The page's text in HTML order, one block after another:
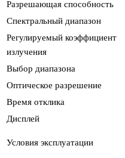
Разрешающая способность
Спектральный диапазон
Регулируемый коэффициент
излучения
Выбор диапазона
Оптическое разрешение
Время отклика
Дисплей
Условия эксплуатации